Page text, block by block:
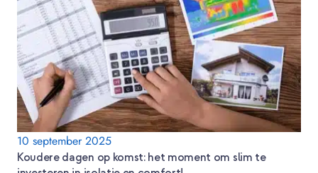
10 september 2025
Koudere dagen op komst: het moment om slim te